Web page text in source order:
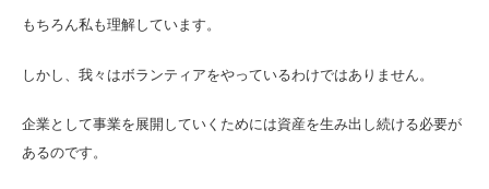
もちろん私も理解しています。
しかし、我々はボランティアをやっているわけではありません。
企業として事業を展開していくためには資産を生み出し続ける必要が
あるのです。